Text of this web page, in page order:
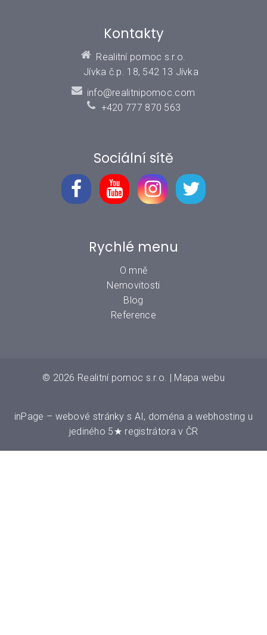
Kontakty
Realitní pomoc s.r.o.
Jívka č.p. 18, 542 13 Jívka
info@realitnipomoc.com
+420 777 870 563
Sociální sítě
Rychlé menu
O mně
Nemovitosti
Blog
Reference
© 2026 Realitní pomoc s.r.o. Mapa webu
inPage – webové stránky s AI, doména a webhosting u
jediného 5★ registrátora v ČR